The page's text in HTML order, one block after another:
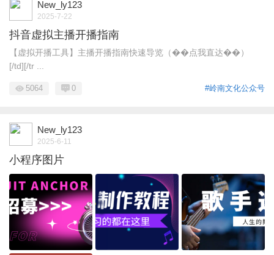
New_ly123
2025-7-22
抖音虚拟主播开播指南
【虚拟开播工具】主播开播指南快速导览（��点我直达��）
[/td][/tr ...
#岭南文化公众号
5064 0
New_ly123
2025-6-11
小程序图片